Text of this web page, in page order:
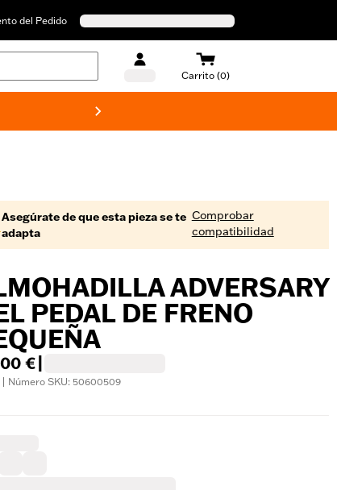
del Pedido
Carrito (0)
Asegúrate de que esta pieza se te
adapta
Comprobar
compatibilidad
ADVERSARY
PEDAL DE FRENO
€
| Número SKU: 50600509